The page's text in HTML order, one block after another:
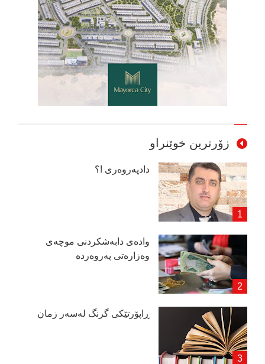
زۆرترین خوێنراو
دادپەروەری !؟
وادەی دابەشكردنی موچەی
وەزارەتی پەروەردە
ڕاپۆرتێكی گرنگ لەسەر زمان